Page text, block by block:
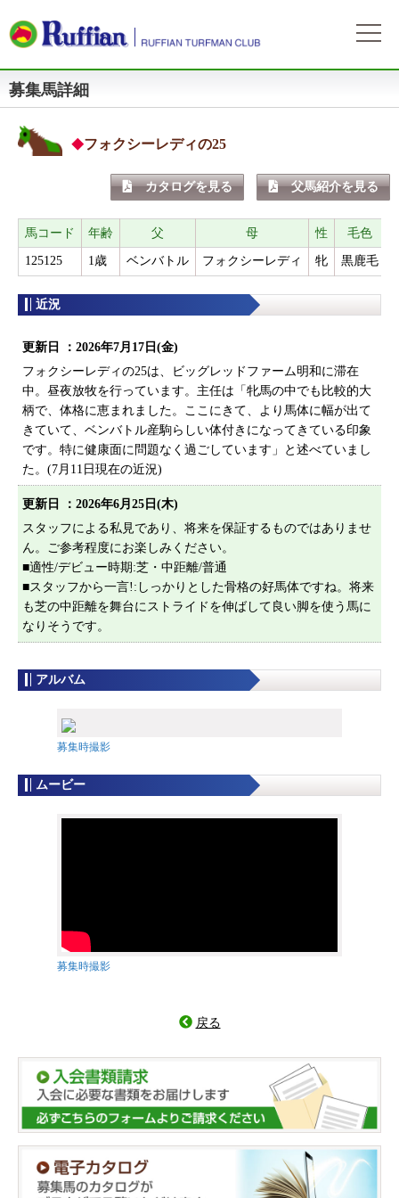
募集馬詳細
フォクシーレディの25
カタログを見る 父馬紹介を見る
馬コード 年齢 父 母 性 毛色
125125 1歳 ベンバトル フォクシーレディ 牝 黒鹿毛
近況
更新日 ： 2026年7月17日(金)
フォクシーレディの25は、ビッグレッドファーム明和に滞在
中。昼夜放牧を行っています。主任は「牝馬の中でも比較的大
柄で、体格に恵まれました。ここにきて、より馬体に幅が出て
きていて、ベンバトル産駒らしい体付きになってきている印象
です。特に健康面に問題なく過ごしています」と述べていまし
た。(7月11日現在の近況)
更新日 ： 2026年6月25日(木)
スタッフによる私見であり、将来を保証するものではありませ
ん。ご参考程度にお楽しみください。
■適性/デビュー時期:芝・中距離/普通
■スタッフから一言!:しっかりとした骨格の好馬体ですね。将来
も芝の中距離を舞台にストライドを伸ばして良い脚を使う馬に
なりそうです。
アルバム
募集時撮影
ムービー
募集時撮影
戻る
会員サービスとイベント
お申込方法
費用と分配等
クラブ規約
募集馬ラインナップ
募集馬情報一覧
出走情報
出走確定
出走結果
所属馬情報
所属馬一覧
リンク集
リンク集
よくある質問
プライバシーポリシー
サイトマップ
ログイン
自動ログイン パスワードをお忘れの方